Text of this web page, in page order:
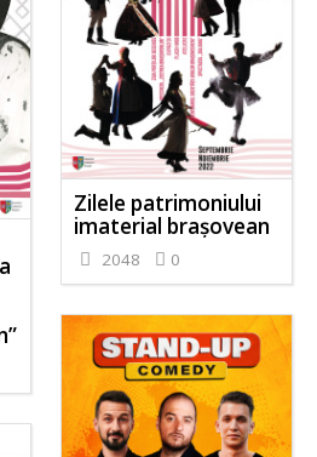
Zilele patrimoniului
imaterial brașovean
2048 0